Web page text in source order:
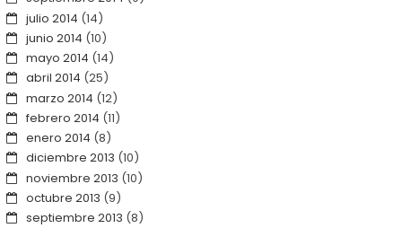
julio 2014 (14)
junio 2014 (10)
mayo 2014 (14)
abril 2014 (25)
marzo 2014 (12)
febrero 2014 (11)
enero 2014 (8)
diciembre 2013 (10)
noviembre 2013 (10)
octubre 2013 (9)
septiembre 2013 (8)